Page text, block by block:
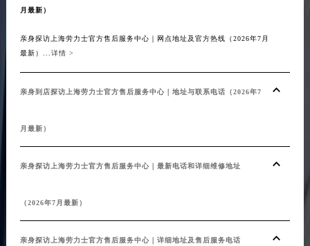
月最新）
亲身探访上海劳力士官方售后服务中心｜网点地址及官方热线（2026年7月
最新）...详情 >
亲身到店探访上海劳力士官方售后服务中心｜地址与联系电话（2026年7
月最新）
亲身探访上海劳力士官方售后服务中心｜最新电话和详细维修地址
（2026年7月最新）
亲身探访上海劳力士官方售后服务中心｜详细地址及售后服务电话